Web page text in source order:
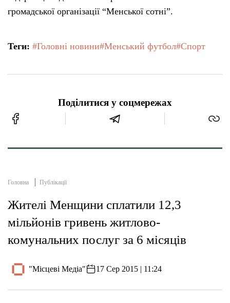
громадської організації “Менської сотні”.
Теги: #Головні новини#Менський футбол#Спорт
Поділитися у соцмережах
Головна Публікації
Жителі Менщини сплатили 12,3
мільйонів гривень житлово-
комунальних послуг за 6 місяців
"Місцеві Медіа" 17 Сер 2015 | 11:24